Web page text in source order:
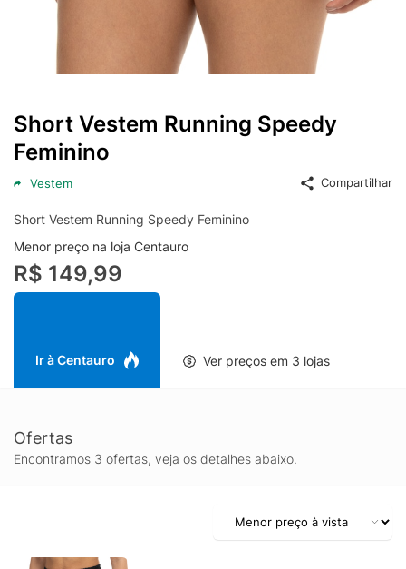
Short Vestem Running Speedy
Feminino
Vestem Compartilhar
Short Vestem Running Speedy Feminino
Menor preço na loja Centauro
R$ 149,99
Ir à Centauro Ver preços em 3 lojas
Ofertas
Encontramos 3 ofertas, veja os detalhes abaixo.